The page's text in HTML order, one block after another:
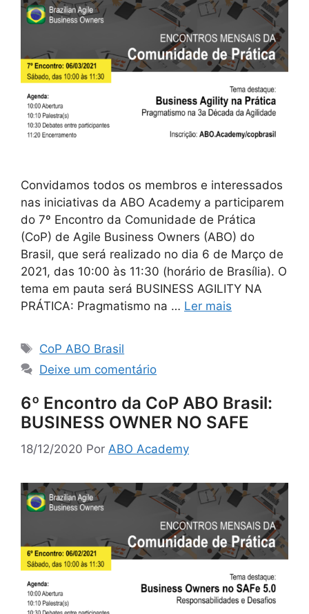
Convidamos todos os membros e interessados
nas iniciativas da ABO Academy a participarem
do 7º Encontro da Comunidade de Prática
(CoP) de Agile Business Owners (ABO) do
Brasil, que será realizado no dia 6 de Março de
2021, das 10:00 às 11:30 (horário de Brasília). O
tema em pauta será BUSINESS AGILITY NA
PRÁTICA: Pragmatismo na … Ler mais
CoP ABO Brasil
Deixe um comentário
6º Encontro da CoP ABO Brasil:
BUSINESS OWNER NO SAFE
18/12/2020 Por ABO Academy